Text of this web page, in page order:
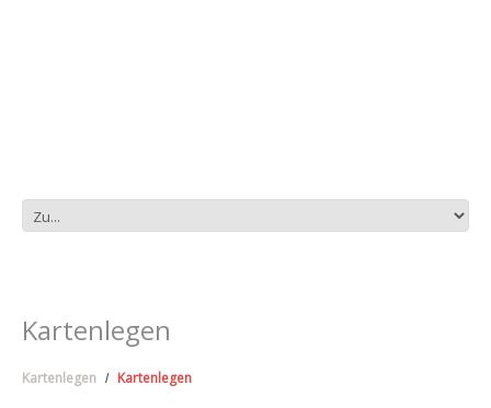
Kartenlegen
Kartenlegen Kartenlegen